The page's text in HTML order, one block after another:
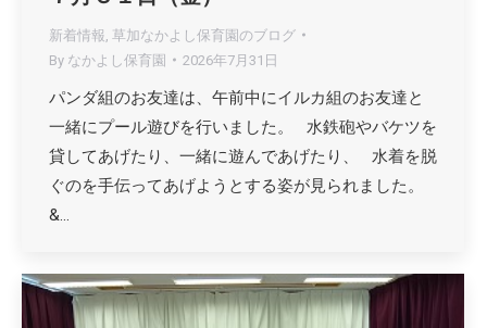
新着情報 草加なかよし保育園のブログ
By なかよし保育園 2026年7月31日
パンダ組のお友達は、午前中にイルカ組のお友達と
一緒にプール遊びを行いました。 水鉄砲やバケツを
貸してあげたり、一緒に遊んであげたり、 水着を脱
ぐのを手伝ってあげようとする姿が見られました。
&…